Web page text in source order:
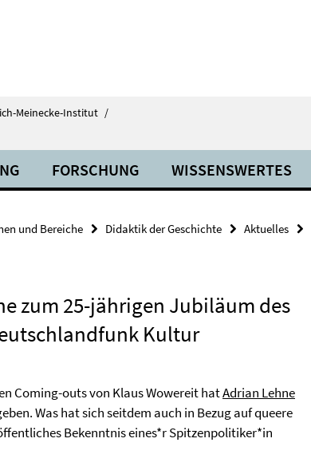
Meinecke-Institut /
FORSCHUNG WISSENSWERTES
und Bereiche Didaktik der Geschichte Aktuelles
zum 25-jährigen Jubiläum des
Kultur
Coming-outs von Klaus Wowereit hatAdrian Lehne
Was hat sich seitdem auch in Bezug auf queere
Bekenntnis eines*r Spitzenpolitiker*in